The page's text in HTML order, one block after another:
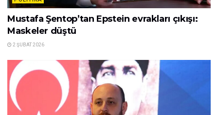
Mustafa Şentop’tan Epstein evrakları çıkışı:
Maskeler düştü
2 ŞUBAT 2026